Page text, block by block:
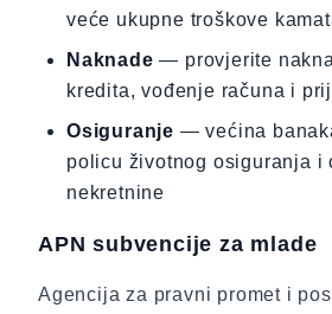
veće ukupne troškove
Naknade — provjerite
kredita, vođenje računa i
Osiguranje — većina
policu životnog osiguranja i
nekretnine
APN subvencije za mlade
Agencija za pravni promet i